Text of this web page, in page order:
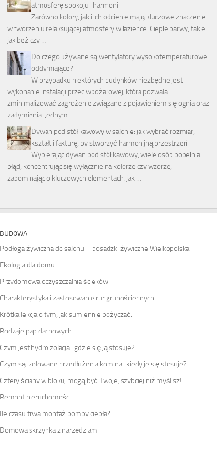
atmosferę spokoju i harmonii
Zarówno kolory, jak i ich odcienie mają kluczowe znaczenie
w tworzeniu relaksującej atmosfery w łazience. Ciepłe barwy, takie
jak beż czy …
Do czego używane są wentylatory wysokotemperaturowe
oddymiające?
W przypadku niektórych budynków niezbędne jest
wykonanie instalacji przeciwpożarowej, która pozwala
zminimalizować zagrożenie związane z pojawieniem się ognia oraz
zadymienia. Jednym …
Dywan pod stół kawowy w salonie: jak wybrać rozmiar,
kształt i fakturę, by stworzyć harmonijną przestrzeń
Wybierając dywan pod stół kawowy, wiele osób popełnia
błąd, koncentrując się wyłącznie na kolorze czy wzorze,
zapominając o kluczowych elementach, jak …
BUDOWA
Podłoga żywiczna do salonu – posadzki żywiczne Wielkopolska
Ekologia dla domu
Przydomowa oczyszczalnia ścieków
Charakterystyka i zastosowanie rur grubościennych
Krótka lekcja o tym, jak sumiennie pożyczać.
Rodzaje pap dachowych
Czym jest hydroizolacja i gdzie się ją stosuje?
Czym są izolowane przedłużenia komina i kiedy je się stosuje?
Cztery ściany w bloku, mogą być Twoje, szybciej niż myślisz!
Remont nieruchomości
Ile czasu trwa montaż pompy ciepła?
Domowa skrzynka z narzędziami